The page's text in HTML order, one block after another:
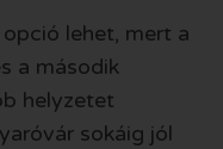
lehet, mert a
a második
helyzetet
sokáig jól